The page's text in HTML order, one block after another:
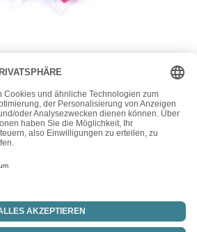
– Stoffklammern – Rot/